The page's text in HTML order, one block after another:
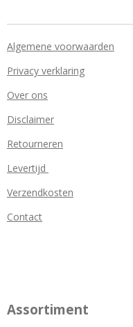
Algemene voorwaarden
Privacy verklaring
Over ons
Disclaimer
Retourneren
Levertijd
Verzendkosten
Contact
Assortiment